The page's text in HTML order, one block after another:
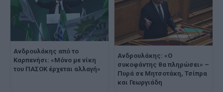
Ανδρουλάκης από το
Καρπενήσι: «Μόνο με νίκη
του ΠΑΣΟΚ έρχεται αλλαγή»
Ανδρουλάκης: «Ο
συκοφάντης θα πληρώσει» –
Πυρά σε Μητσοτάκη, Τσίπρα
και Γεωργιάδη